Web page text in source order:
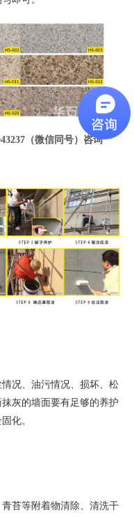
（微信同号） 咨询
况、油污情况、损坏、松
灰的墙面要有足够的养护
化。
苔等附着物清除、清洗干